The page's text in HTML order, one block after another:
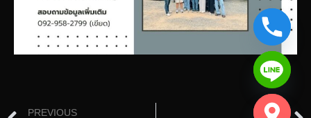
PREVIOUS NEXT
chaty